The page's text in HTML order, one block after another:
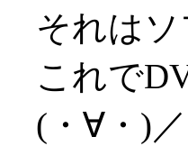
それは
これで
(・∀・)